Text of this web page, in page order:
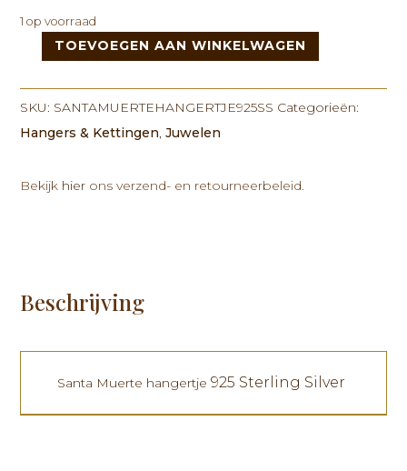
1 op voorraad
aantal
TOEVOEGEN AAN WINKELWAGEN
SKU: SANTAMUERTEHANGERTJE925SS Categorieën:
Hangers & Kettingen,Juwelen
Bekijk hier ons verzend- en retourneerbeleid.
Beschrijving
Santa Muerte hangertje925 Sterling Silver